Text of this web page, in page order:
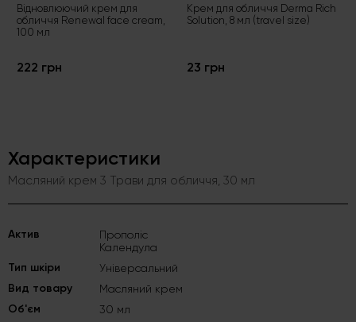
Відновлюючий крем для
обличчя Renewal face cream,
100 мл
222 грн
Крем для обличчя Derma Rich
Solution, 8 мл (travel size)
23 грн
Характеристики
Масляний крем 3 Трави для обличчя, 30 мл
Актив
Прополіс
Календула
Тип шкіри Універсальний
Вид товару Масляний крем
Об'єм 30 мл